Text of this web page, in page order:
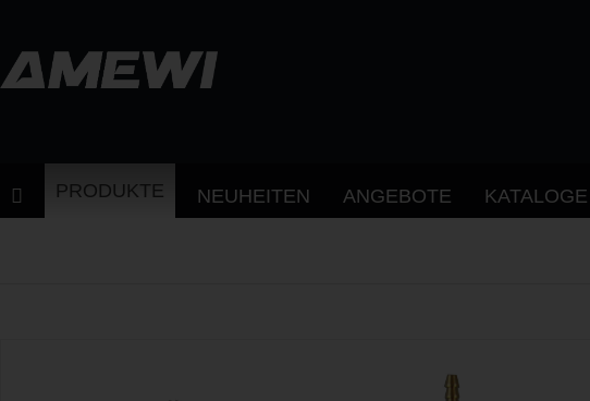
PRODUKTE NEUHEITEN ANGEBOTE KATALOGE